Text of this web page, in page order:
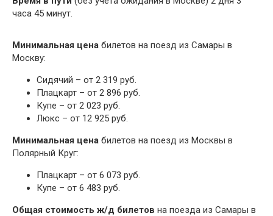
часа 45 минут.
Минимальная цена билетов на поезд из Самары в
Москву:
Сидячий – от 2 319 руб.
Плацкарт – от 2 896 руб.
Купе – от 2 023 руб.
Люкс – от 12 925 руб.
Минимальная цена билетов на поезд из Москвы в
Полярный Круг:
Плацкарт – от 6 073 руб.
Купе – от 6 483 руб.
Общая стоимость ж/д билетов на поезда из Самары в